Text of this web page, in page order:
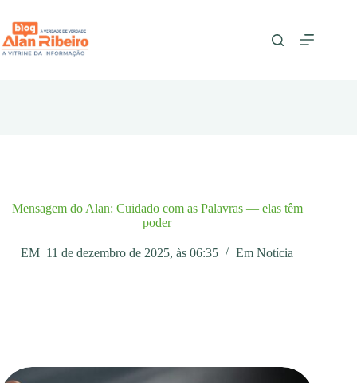
para
conteúdo
Mensagem do Alan: Cuidado com as Palavras — elas têm
poder
EM 11 de dezembro de 2025, às 06:35 Em Notícia